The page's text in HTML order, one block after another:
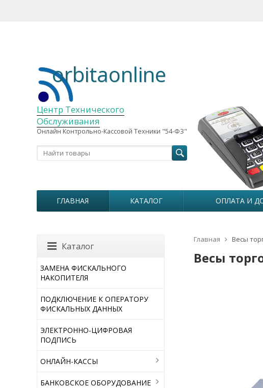
Центр Технического
Обслуживания
Онлайн Контрольно-Кассовой Техники "54-ФЗ"
orbitaonline
ГЛАВНАЯ КАТАЛОГ ОПЛАТА И
Главная Весы
Весы
Каталог
ЗАМЕНА ФИСКАЛЬНОГО
НАКОПИТЕЛЯ
ПОДКЛЮЧЕНИЕ К ОПЕРАТОРУ
ФИСКАЛЬНЫХ ДАННЫХ
ЭЛЕКТРОННО-ЦИФРОВАЯ
ПОДПИСЬ
ОНЛАЙН-КАССЫ
БАНКОВСКОЕ ОБОРУДОВАНИЕ